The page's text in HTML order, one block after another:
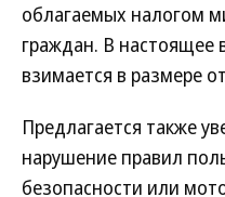
облагаемых налогом
граждан. В настоящее
взимается в размере
Предлагается также
нарушение правил
безопасности или